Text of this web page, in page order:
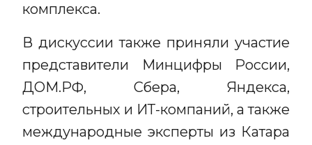
комплекса.
В дискуссии также приняли участие
представители Минцифры России,
ДОМ.РФ, Сбера, Яндекса,
строительных и ИТ-компаний, а также
международные эксперты из Катара